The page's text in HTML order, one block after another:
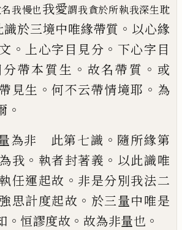
我慢也我愛謂我貪於所執我深生耽
識於三境中唯緣帶質 。 以心緣
。 上心字目見分 。 下心字目
分帶本質生 。 故名帶質 。 或
見生 。何不云帶情境耶 。 為
。
為非 此第七識 。 隨所緣第
我 。 執者封著義 。 以此識唯
任運起故 。 非是分別我法二
思計度起故 。 於三量中唯是
。 恒謬度故 。 故為非量也 。